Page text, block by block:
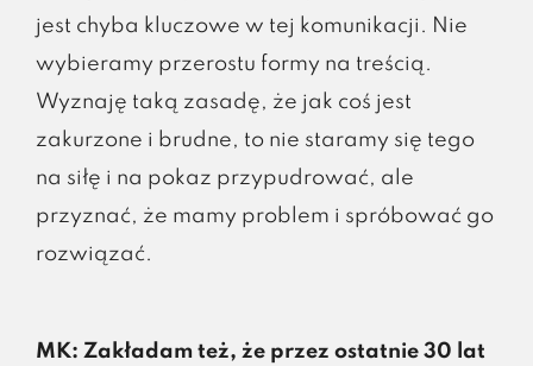
jest chyba kluczowe w tej komunikacji. Nie
wybieramy przerostu formy na treścią.
Wyznaję taką zasadę, że jak coś jest
zakurzone i brudne, to nie staramy się tego
na siłę i na pokaz przypudrować, ale
przyznać, że mamy problem i spróbować go
rozwiązać.
MK: Zakładam też, że przez ostatnie 30 lat